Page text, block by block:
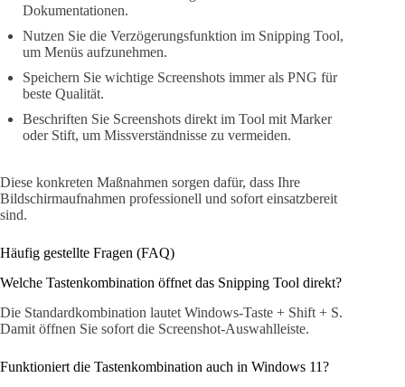
Dokumentationen.
Nutzen Sie die Verzögerungsfunktion im Snipping Tool,
um Menüs aufzunehmen.
Speichern Sie wichtige Screenshots immer als PNG für
beste Qualität.
Beschriften Sie Screenshots direkt im Tool mit Marker
oder Stift, um Missverständnisse zu vermeiden.
Diese konkreten Maßnahmen sorgen dafür, dass Ihre
Bildschirmaufnahmen professionell und sofort einsatzbereit
sind.
Häufig gestellte Fragen (FAQ)
Welche Tastenkombination öffnet das Snipping Tool direkt?
Die Standardkombination lautet Windows-Taste + Shift + S.
Damit öffnen Sie sofort die Screenshot-Auswahlleiste.
Funktioniert die Tastenkombination auch in Windows 11?